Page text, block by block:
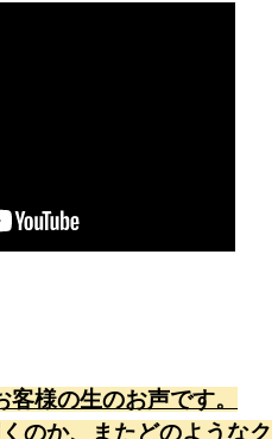
様の生のお声です。
のか、またどのようなク